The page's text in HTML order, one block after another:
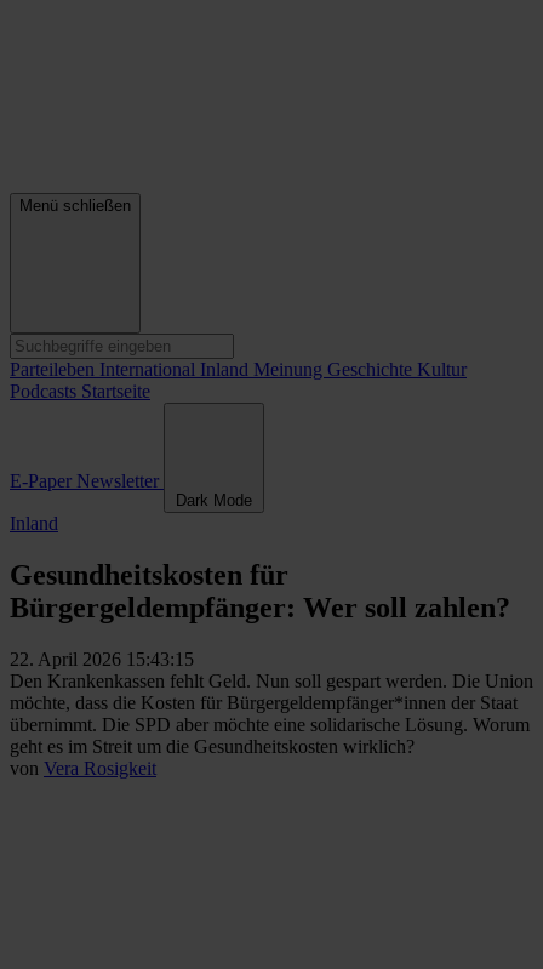
Menü schließen
Parteileben International Inland Meinung Geschichte Kultur
Podcasts Startseite
E-Paper Newsletter
Dark Mode
Inland
Gesundheitskosten für
Bürgergeldempfänger: Wer soll zahlen?
22. April 2026 15:43:15
Den Krankenkassen fehlt Geld. Nun soll gespart werden. Die Union
möchte, dass die Kosten für Bürgergeldempfänger*innen der Staat
übernimmt. Die SPD aber möchte eine solidarische Lösung. Worum
geht es im Streit um die Gesundheitskosten wirklich?
von Vera Rosigkeit